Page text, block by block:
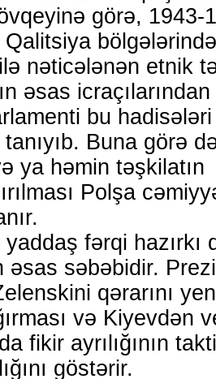
görə, 1943-
Qalitsiya
nəticələnən etnik
əsas
bu
tanıyıb. Buna görə
ya həmin təşkilatın
Polşa
fərqi hazırkı
əsas səbəbidir.
qərarını
və Kiyevdən
fikir ayrılığının
göstərir.